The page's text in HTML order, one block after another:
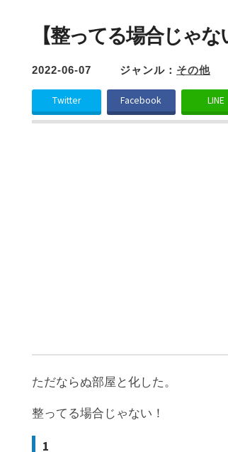
【整ってる場合じゃ
2022-06-07 ジャンル： その他
Twitter Facebook LINE
ただならぬ部屋と化した。
整ってる場合じゃない！
1